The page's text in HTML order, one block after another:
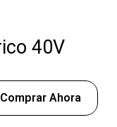
40V
Comprar Ahora